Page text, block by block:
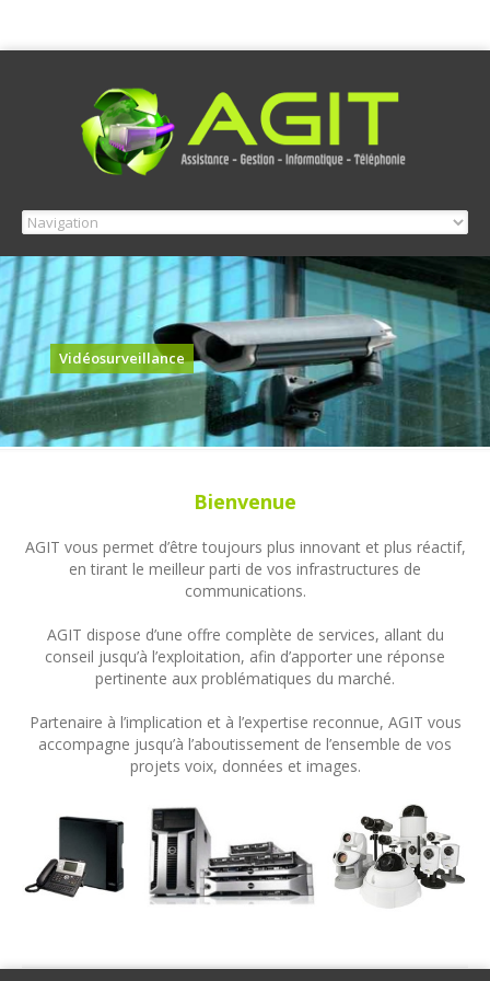
Vidéosurveillance
Bienvenue
AGIT vous permet d’être toujours plus innovant et plus réactif,
en tirant le meilleur parti de vos infrastructures de
communications.
AGIT dispose d’une offre complète de services, allant du
conseil jusqu’à l’exploitation, afin d’apporter une réponse
pertinente aux problématiques du marché.
Partenaire à l’implication et à l’expertise reconnue, AGIT vous
accompagne jusqu’à l’aboutissement de l’ensemble de vos
projets voix, données et images.